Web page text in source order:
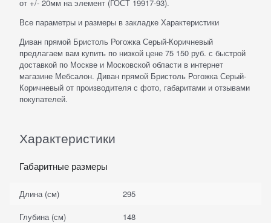
от +/- 20мм на элемент (ГОСТ 19917-93).
Все параметры и размеры в закладке Характеристики
Диван прямой Бристоль Рогожка Серый-Коричневый
предлагаем вам купить по низкой цене 75 150 руб. с быстрой
доставкой по Москве и Московской области в интернет
магазине Мебсалон. Диван прямой Бристоль Рогожка Серый-
Коричневый от производителя с фото, габаритами и отзывами
покупателей.
Характеристики
Габаритные размеры
Длина (см)
295
Глубина (см)
148